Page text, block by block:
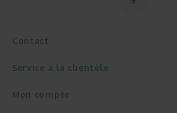
Contact
Service à la clientèle
Mon compte